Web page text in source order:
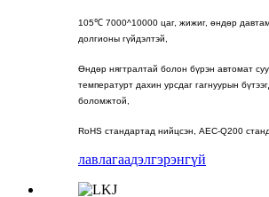
105℃ 7000^10000 цаг, жижиг, өндөр
долгионы гүйдэлтэй,
Өндөр нягтралтай болон бүрэн автомат
температурт дахин урсдаг гагнуурын
боломжтой,
RoHS стандартад нийцсэн, AEC-Q200
лавлагаадэлгэрэнгүй